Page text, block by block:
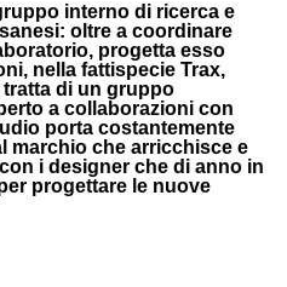
interno di ricerca e
oltre a coordinare
progetta esso
nella fattispecie Trax,
tratta di un gruppo
a collaborazioni con
porta costantemente
marchio che arricchisce e
i designer che di anno in
progettare le nuove